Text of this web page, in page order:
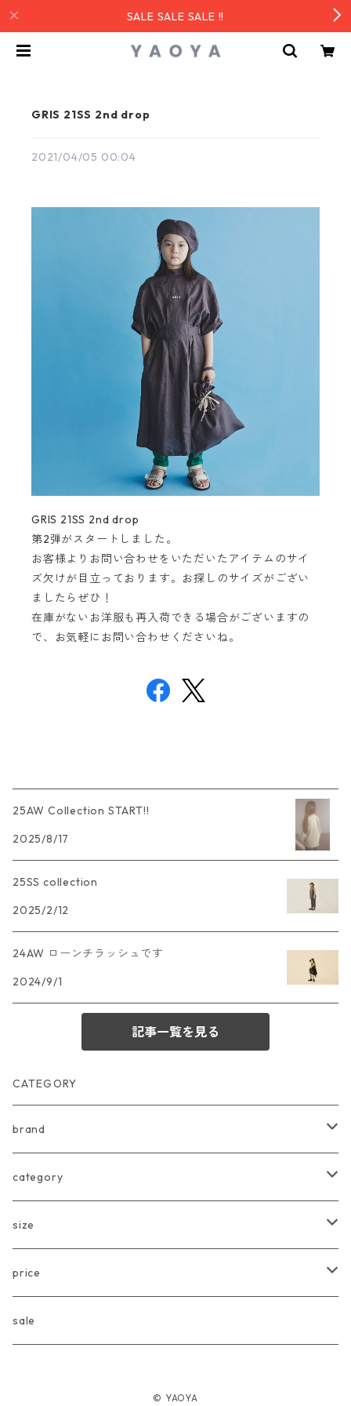
SALE SALE SALE !!
GRIS 21SS 2nd drop
2021/04/05 00:04
GRIS 21SS 2nd drop
第2弾がスタートしました。
お客様よりお問い合わせをいただいたアイテムのサイ
ズ欠けが目立っております。お探しのサイズがござい
ましたらぜひ！
在庫がないお洋服も再入荷できる場合がございますの
で、お気軽にお問い合わせくださいね。
25AW Collection START!!
2025/8/17
25SS collection
2025/2/12
24AW ローンチラッシュです
2024/9/1
記事一覧を見る
CATEGORY
brand
arkakama
Another Fox
CARLIJNQ
CIENTA
category
tops
bottoms
one piece
size
Baby
〜80cm
price
〜3000円
sale
© YAOYA